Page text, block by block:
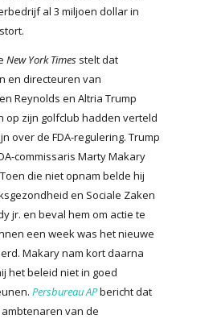
al 3 miljoen dollar in
New York Times stelt dat
en directeuren van
Reynolds en Altria Trump
op zijn golfclub hadden verteld
over de FDA-regulering. Trump
commissaris Marty Makary
die niet opnam belde hij
en Sociale Zaken
jr. en beval hem om actie te
een week was het nieuwe
Makary nam kort daarna
het beleid niet in goed
Persbureau APbericht dat
van de